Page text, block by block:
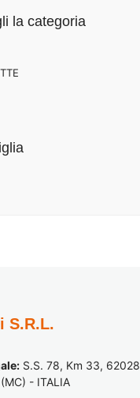
la categoria
S.R.L.
S.S. 78, Km 33, 62028
- ITALIA